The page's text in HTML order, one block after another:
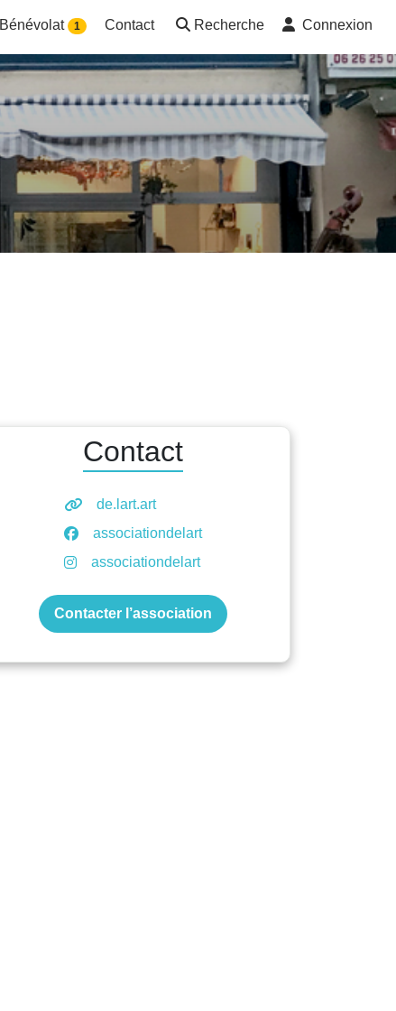
Bénévolat 1 Contact Recherche Connexion
Contact
de.lart.art
associationdelart
associationdelart
Contacter l’association